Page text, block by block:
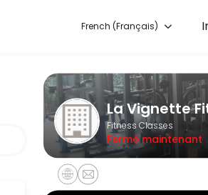
French (Français)
La Vignette
Fitness Classes
Fermé maintenant